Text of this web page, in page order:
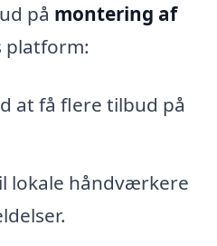
på montering af
platform:
at få flere tilbud på
lokale håndværkere